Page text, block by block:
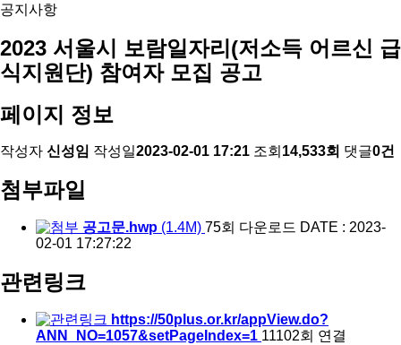
공지사항
2023 서울시 보람일자리(저소득 어르신 급
식지원단) 참여자 모집 공고
페이지 정보
작성자 신성임 작성일2023-02-01 17:21 조회 14,533회 댓글0건
첨부파일
공고문.hwp (1.4M) 75회 다운로드 DATE : 2023-
02-01 17:27:22
관련링크
https://50plus.or.kr/appView.do?
ANN_NO=1057&setPageIndex=1 11102회 연결